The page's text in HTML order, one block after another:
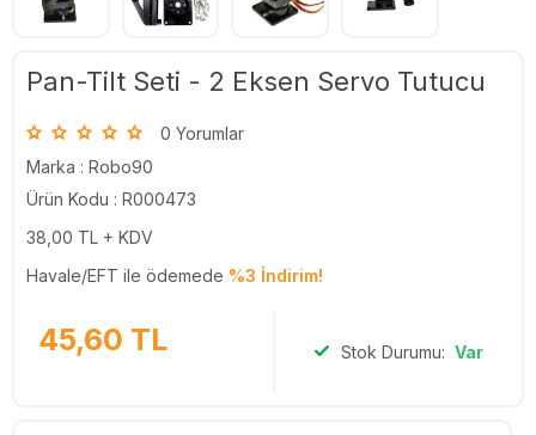
Pan-Tilt Seti - 2 Eksen Servo Tutucu
0 Yorumlar
Marka : Robo90
Ürün Kodu : R000473
38,00 TL + KDV
Havale/EFT ile ödemede %3 İndirim!
45,60 TL Stok Durumu: Var